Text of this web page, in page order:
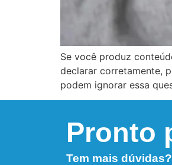
Se você produz
declarar corretamente,
podem ignorar essa
Pronto
Tem mais dúvidas?